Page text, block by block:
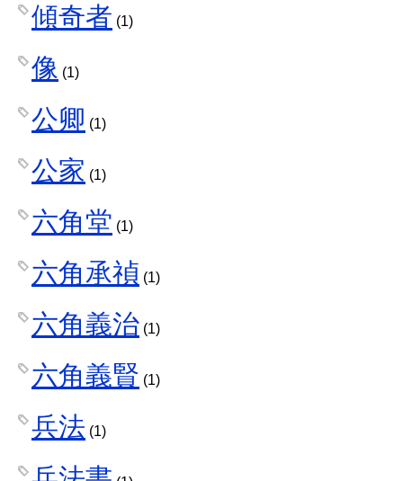
傾奇者 (1)
像 (1)
公卿 (1)
公家 (1)
六角堂 (1)
六角承禎 (1)
六角義治 (1)
六角義賢 (1)
兵法 (1)